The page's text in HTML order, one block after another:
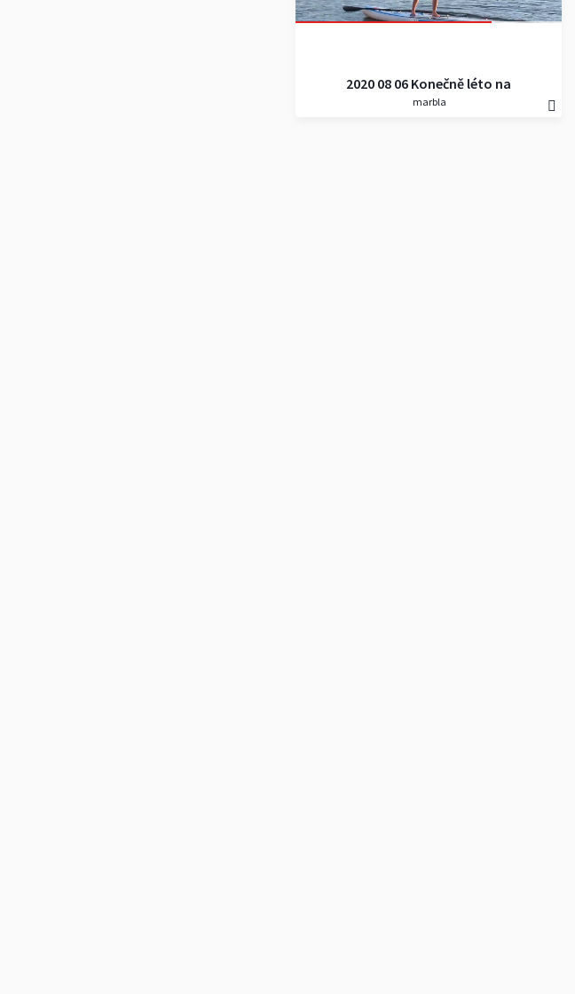
2020 08 06 Konečně léto na
přehradě
marbla